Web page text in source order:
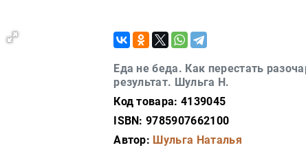
Еда не беда. Как перестать
результат. Шульга Н.
Код товара: 4139045
ISBN: 9785907662100
Автор: Шульга Наталья